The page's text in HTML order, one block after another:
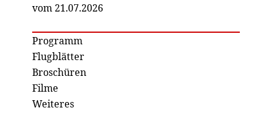
vom 21.07.2026
Programm
Flugblätter
Broschüren
Filme
Weiteres